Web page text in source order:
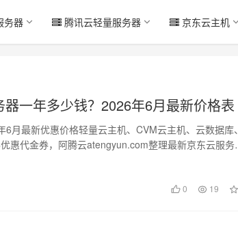
务器 腾讯云轻量服务器 京东云主机
器一年多少钱？2026年6月最新价格表
月最新优惠价格轻量云主机、CVM云主机、云数据库、
惠代金券，阿腾云atengyun.com整理最新京东云服务
0 19